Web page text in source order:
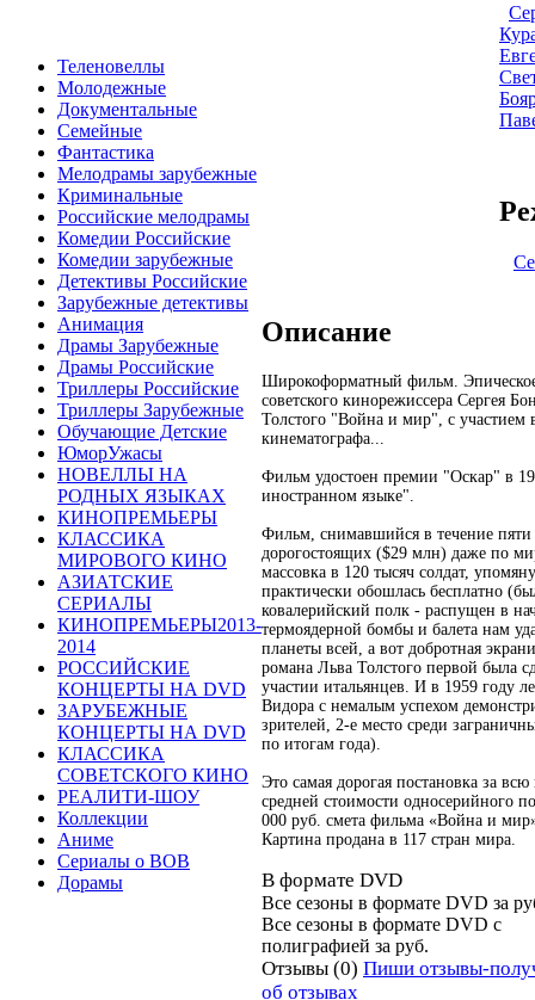
Теленовеллы
Молодежные
Документальные
Семейные
Фантастика
Мелодрамы зарубежные
Криминальные
Российские мелодрамы
Комедии Российские
Комедии зарубежные
Детективы Российские
Зарубежные детективы
Анимация
Драмы Зарубежные
Драмы Российские
Триллеры Российские
Триллеры Зарубежные
Обучающие Детские
ЮморУжасы
НОВЕЛЛЫ НА
РОДНЫХ ЯЗЫКАХ
КИНОПРЕМЬЕРЫ
КЛАССИКА
МИРОВОГО КИНО
АЗИАТСКИЕ
СЕРИАЛЫ
КИНОПРЕМЬЕРЫ2013-
2014
РОССИЙСКИЕ
КОНЦЕРТЫ НА DVD
ЗАРУБЕЖНЫЕ
КОНЦЕРТЫ НА DVD
КЛАССИКА
СОВЕТСКОГО КИНО
РЕАЛИТИ-ШОУ
Коллекции
Аниме
Сериалы о ВОВ
Дорамы
Описание
Широкоформатный фильм.
советского кинорежиссера Сергея
Толстого "Война и мир", с участием
кинематографа...
Фильм удостоен премии "Оскар" в
иностранном языке".
Фильм, снимавшийся в течение пяти
дорогостоящих ($29 млн) даже по
массовка в 120 тысяч солдат,
практически обошлась бесплатно
ковалерийский полк - распущен в
термоядерной бомбы и балета нам
планеты всей, а вот добротная
романа Льва Толстого первой была
участии итальянцев. И в 1959 году
Видора с немалым успехом
зрителей, 2-е место среди
по итогам года).
Это самая дорогая постановка за
средней стоимости односерийного
000 руб. смета фильма «Война и
Картина продана в 117 стран мира.
В формате DVD
Все сезоны в формате DVD за
Все сезоны в формате DVD c
полиграфией за руб.
Отзывы (0) Пиши отзывы-
об отзывах